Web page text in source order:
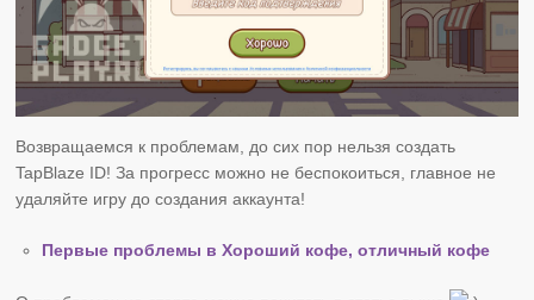
Возвращаемся к проблемам, до сих пор нельзя создать
TapBlaze ID! За прогресс можно не беспокоиться, главное не
удаляйте игру до создания аккаунта!
Первые проблемы в Хороший кофе, отличный кофе